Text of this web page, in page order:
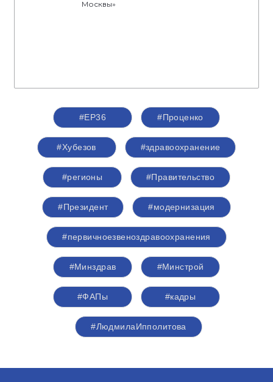
Москвы»
#ЕР36 #Проценко
#Хубезов #здравоохранение
#регионы #Правительство
#Президент #модернизация
#первичноезвеноздравоохранения
#Минздрав #Минстрой
#ФАПы #кадры
#ЛюдмилаИпполитова